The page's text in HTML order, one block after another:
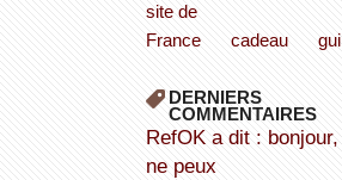
site de
France
cadeau gui
DERNIERS
COMMENTAIRES
refOK a dit : bonjour, je
ne peux